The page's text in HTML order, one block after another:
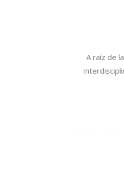
A raíz de